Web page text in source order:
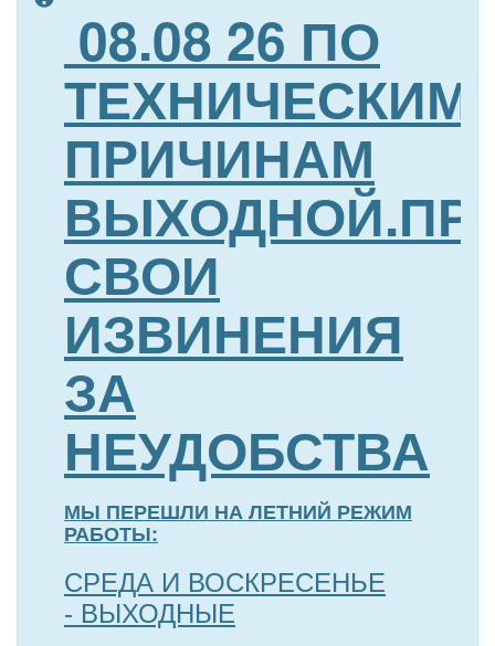
08.08 26 ПО
ТЕХНИЧЕСКИМ
ПРИЧИНАМ
СВОИ
ИЗВИНЕНИЯ
ЗА
НЕУДОБСТВА
МЫ ПЕРЕШЛИ НА ЛЕТНИЙ РЕЖИМ
РАБОТЫ:
СРЕДА И ВОСКРЕСЕНЬЕ
- ВЫХОДНЫЕ